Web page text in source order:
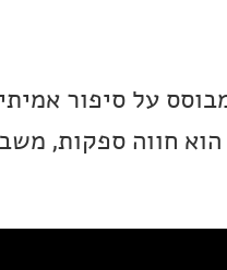
על סיפור
חווה ספקות,